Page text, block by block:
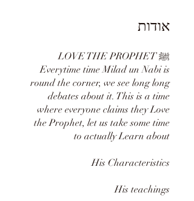
אודות
LOVE THE PROPHET ﷺ
Everytime time Milad un Nabi is
round the corner, we see long long
debates about it. This is a time
where everyone claims they Love
the Prophet, let us take some time
to actually Learn about
His Characteristics
His teachings